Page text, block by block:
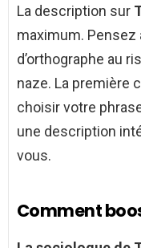
La description sur
maximum.
d’orthographe au
naze. La première
choisir votre
une description
vous.
Comment